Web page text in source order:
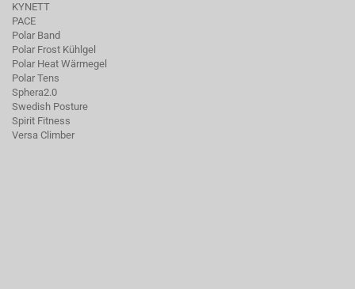
KYNETT
PACE
Polar Band
Polar Frost Kühlgel
Polar Heat Wärmegel
Polar Tens
Sphera2.0
Swedish Posture
Spirit Fitness
Versa Climber